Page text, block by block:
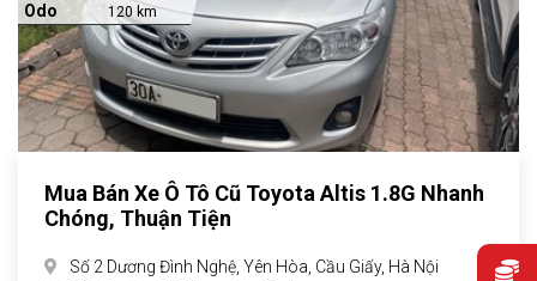
Odo 120 km
Mua Bán Xe Ô Tô Cũ Toyota Altis 1.8G Nhanh
Chóng, Thuận Tiện
Số 2 Dương Đình Nghệ, Yên Hòa, Cầu Giấy, Hà Nội